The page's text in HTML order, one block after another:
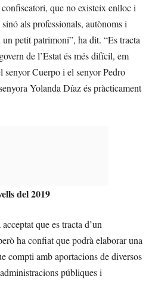
que no existeix enlloc i
als professionals, autònoms i
petit patrimoni”, ha dit. “Es tracta
de l’Estat és més difícil, em
senyor Cuerpo i el senyor Pedro
Yolanda Díaz és pràcticament
del 2019
que es tracta d’un
ha confiat que podrà elaborar una
compti amb aportacions de diversos
públiques i